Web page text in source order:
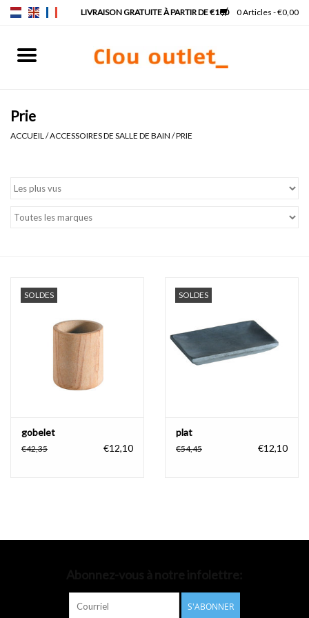
0 Articles - €0,00
Robinets & siphons
Meubles
Lampes pour miroir
Accessoires de salle de bain
Prie
ACCUEIL /ACCESSOIRES DE SALLE DE BAIN /PRIE
SOLDES
gobelet
€42,35 €12,10
SOLDES
plat
€54,45 €12,10
S'ABONNER